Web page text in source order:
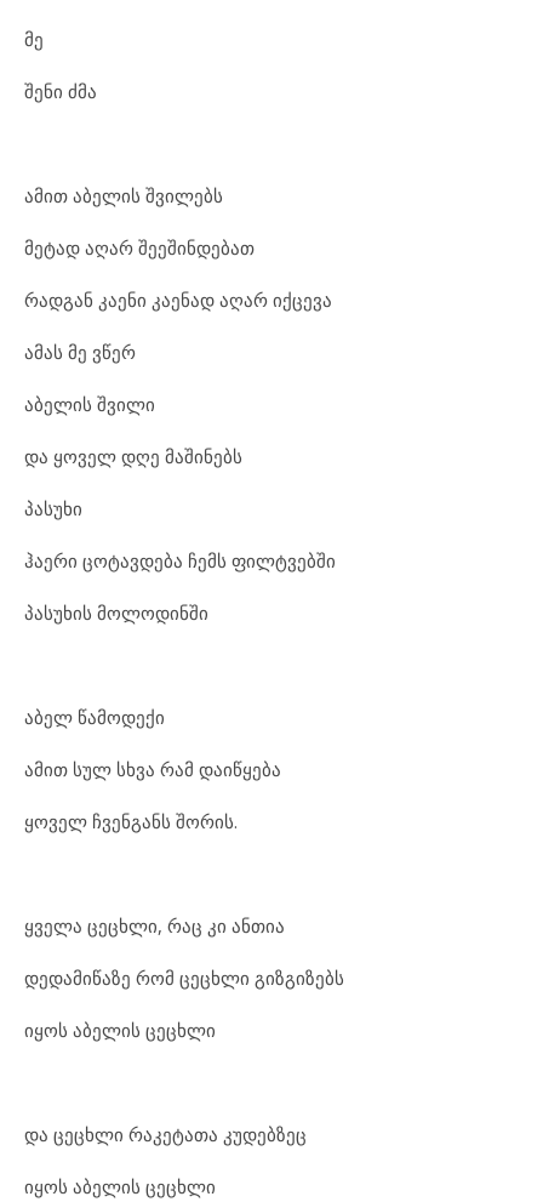
მე
შენი ძმა
ამით აბელის შვილებს
მეტად აღარ შეეშინდებათ
რადგან კაენი კაენად აღარ იქცევა
ამას მე ვწერ
აბელის შვილი
და ყოველ დღე მაშინებს
პასუხი
ჰაერი ცოტავდება ჩემს ფილტვებში
პასუხის მოლოდინში
აბელ წამოდექი
ამით სულ სხვა რამ დაიწყება
ყოველ ჩვენგანს შორის.
ყველა ცეცხლი, რაც კი ანთია
დედამიწაზე რომ ცეცხლი გიზგიზებს
იყოს აბელის ცეცხლი
და ცეცხლი რაკეტათა კუდებზეც
იყოს აბელის ცეცხლი